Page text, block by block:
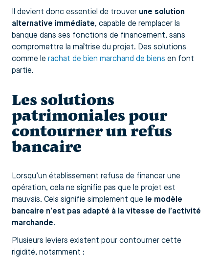
Il devient donc essentiel de trouver une solution
alternative immédiate, capable de remplacer la
banque dans ses fonctions de financement, sans
compromettre la maîtrise du projet. Des solutions
comme le rachat de bien marchand de biens en font
partie.
Les solutions
patrimoniales pour
contourner un refus
bancaire
Lorsqu’un établissement refuse de financer une
opération, cela ne signifie pas que le projet est
mauvais. Cela signifie simplement que
le modèle
bancaire n’est pas adapté à la vitesse de l’activité
marchande.
Plusieurs leviers existent pour contourner cette
rigidité, notamment :